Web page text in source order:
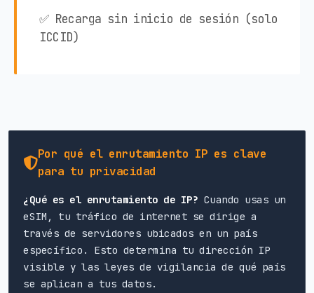
✅ Recarga sin inicio de sesión (solo
ICCID)
Por qué el enrutamiento IP es clave
para tu privacidad
¿Qué es el enrutamiento de IP? Cuando usas un
eSIM, tu tráfico de internet se dirige a
través de servidores ubicados en un país
específico. Esto determina tu dirección IP
visible y las leyes de vigilancia de qué país
se aplican a tus datos.